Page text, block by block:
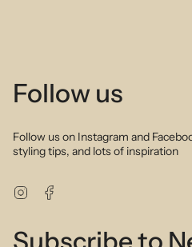
Follow us
Follow us on Instagram and
styling tips, and lots of inspiration
Instagram